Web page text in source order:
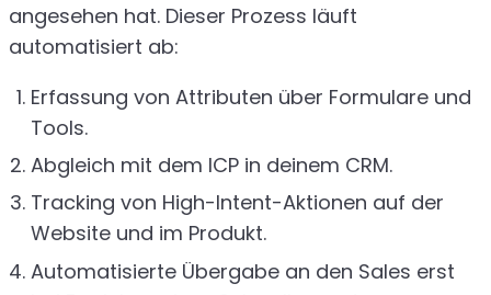
angesehen hat. Dieser Prozess läuft
automatisiert ab:
Erfassung von Attributen über Formulare und
Tools.
Abgleich mit dem ICP in deinem CRM.
Tracking von High-Intent-Aktionen auf der
Website und im Produkt.
Automatisierte Übergabe an den Sales erst